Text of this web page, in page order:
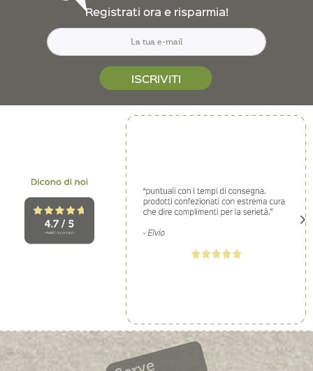
Registrati ora e risparmia!
ISCRIVITI